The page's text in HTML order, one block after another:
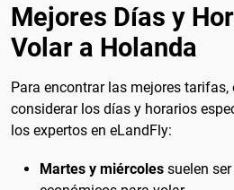
Mejores Días y
Volar a Holanda
Para encontrar las mejores
considerar los días y horarios
los expertos en eLandFly:
Martes y miércoles suelen